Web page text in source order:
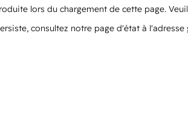
lors du chargement de cette page.
consultez notre page d'état à l'adresse